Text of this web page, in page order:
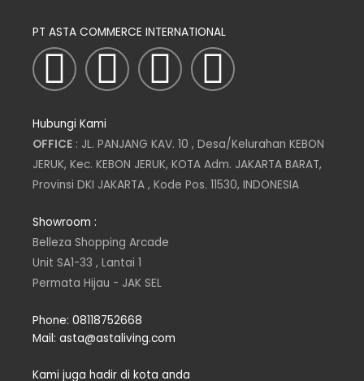
PT ASTA COMMERCE INTERNATIONAL
I
n
s
t
a
g
r
a
T
w
i
t
t
e
r
L
i
n
k
e
d
n
F
a
c
e
Hubungi Kami
OFFICE : JL. PANJANG KAV. 10 , Desa/Kelurahan KEBON
JERUK, Kec. KEBON JERUK, KOTA Adm. JAKARTA BARAT,
Provinsi DKI JAKARTA , Kode Pos. 11530, INDONESIA
Showroom :
Belleza Shopping Arcade
Unit SA1-33 , Lantai 1
Permata Hijau - JAK SEL
Phone: 08118752668
Mail: asta@astaliving.com
Kami juga hadir di kota anda